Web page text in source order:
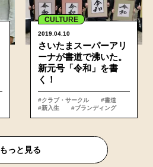
CULTURE
2019.04.10
さいたまスーパーアリ
ーナが書道で沸いた。
新元号「令和」を書
く！
#クラブ・サークル
#書道
#新入生
#ブランディング
もっと⾒る